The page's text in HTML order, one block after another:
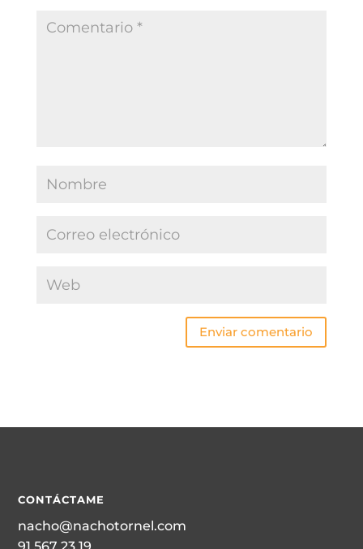
Enviar comentario
CONTÁCTAME
nacho@nachotornel.com